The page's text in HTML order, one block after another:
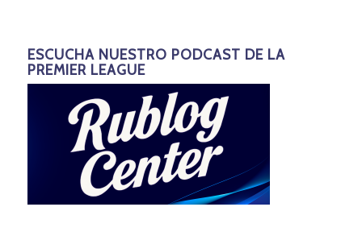
ESCUCHA NUESTRO PODCAST DE LA
PREMIER LEAGUE